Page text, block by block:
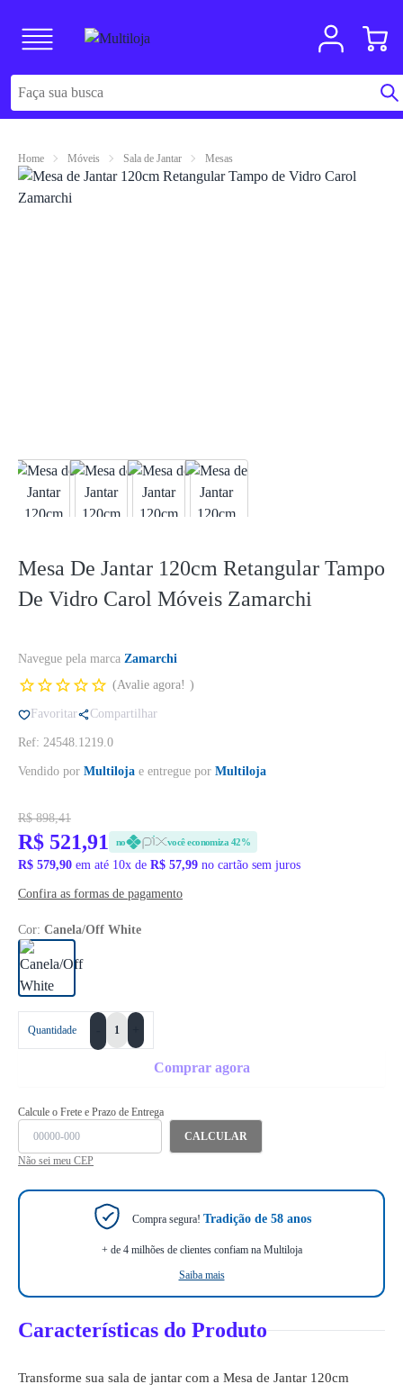
Home Móveis Sala de Jantar Mesas
Mesa De Jantar 120cm Retangular Tampo
De Vidro Carol Móveis Zamarchi
Navegue pela marca Zamarchi
Avalie agora!
Favoritar Compartilhar
Ref: 24548.1219.0
Vendido por Multiloja e entregue por Multiloja
R$ 898,41
R$ 521,91 no você economiza 42%
R$ 579,90 em até 10x de R$ 57,99 no cartão sem juros
Confira as formas de pagamento
Cor: Canela/Off White
Quantidade
Comprar agora
Calcule o Frete e Prazo de Entrega
CALCULAR
Não sei meu CEP
Compra segura! Tradição de 58 anos
+ de 4 milhões de clientes confiam na Multiloja
Saiba mais
Características do Produto
Transforme sua sala de jantar com a Mesa de Jantar 120cm